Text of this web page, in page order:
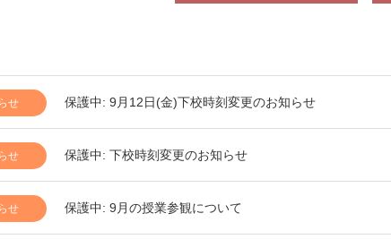
せ 保護中: 9月12日(金)下校時刻変更のお知らせ
せ 保護中: 下校時刻変更のお知らせ
せ 保護中: 9月の授業参観について